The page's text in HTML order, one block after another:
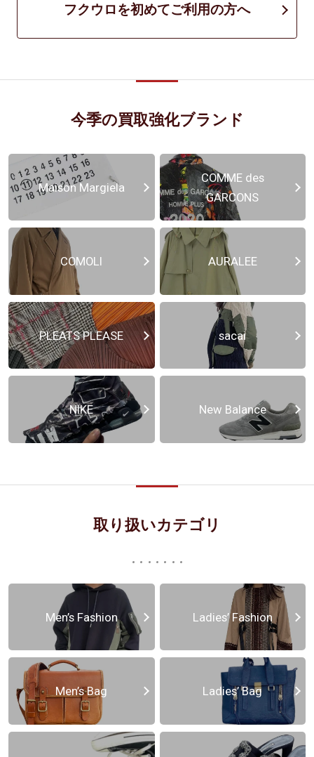
フクウロを初めてご利用の方へ
今季の買取強化ブランド
Maison Margiela
COMME des
GARCONS
COMOLI AURALEE
PLEATS PLEASE sacai
NIKE New Balance
取り扱いカテゴリ
Men’s Fashion Ladies’ Fashion
Men’s Bag Ladies’ Bag